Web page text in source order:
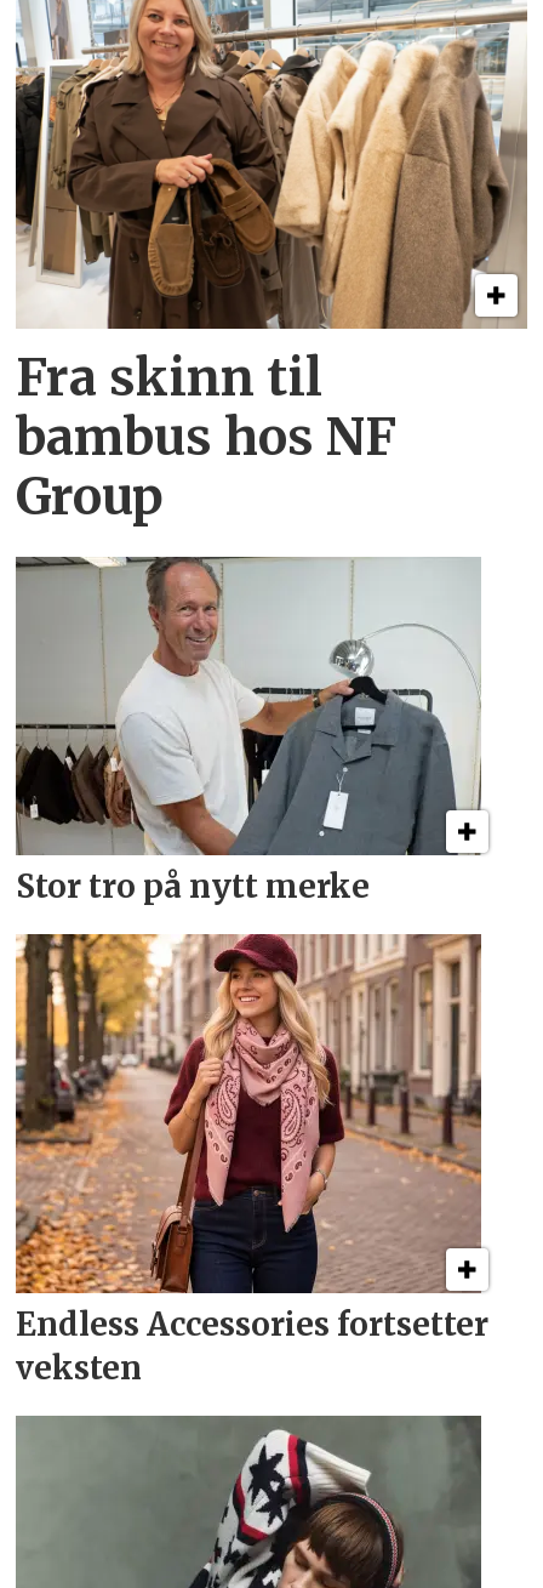
Fra skinn til
bambus hos NF
Group
Stor tro på nytt merke
Endless Accessories fortsetter
veksten